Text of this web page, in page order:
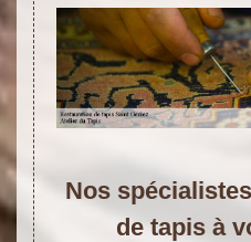
Nos
de tapis à